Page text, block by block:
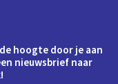
hoogte door je aan
nieuwsbrief naar